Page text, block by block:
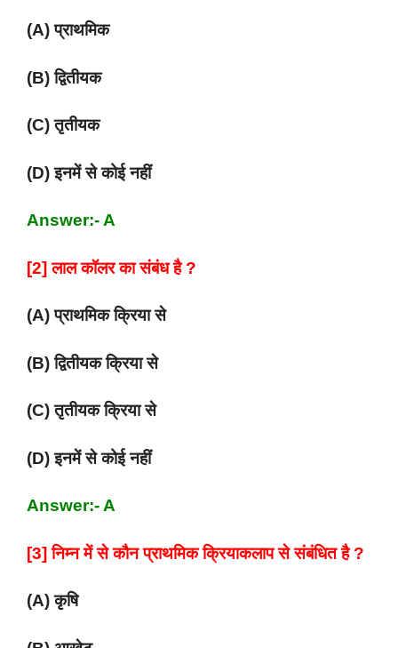
(A) प्राथमिक
(B) द्वितीयक
(C) तृतीयक
(D) इनमें से कोई नहीं
Answer:- A
[2] लाल कॉलर का संबंध है ?
(A) प्राथमिक क्रिया से
(B) द्वितीयक क्रिया से
(C) तृतीयक क्रिया से
(D) इनमें से कोई नहीं
Answer:- A
[3] निम्न में से कौन प्राथमिक क्रियाकलाप से संबंधित है ?
(A) कृषि